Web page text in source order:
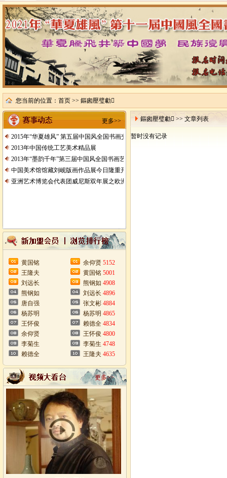
8/15
2016/8/27
您当前的位置： 首页 >> 鏂囪壓璧勮
更多>>
2015年“华夏雄风” 第五届中国风全国书画交流赛暨纪念抗日战争胜利70周年书画
2013年中国传统工艺美术精品展
2013年“墨韵千年”第三届中国风全国书画艺术交流赛征稿
中国美术馆馆藏刘岘版画作品展今日隆重开展
亚洲艺术博览会代表团威尼斯双年展之欧洲行
黄国铭
王隆夫
刘远长
熊钢如
唐自强
杨苏明
王怀俊
余仰贤
李菊生
赖德全
余仰贤 5152
黄国铭 5001
熊钢如 4908
刘远长 4896
张文彬 4884
杨苏明 4865
赖德全 4834
王怀俊 4800
李菊生 4748
王隆夫 4635
更多>>
鏂囪壓璧勮 >> 文章列表
暂时没有记录